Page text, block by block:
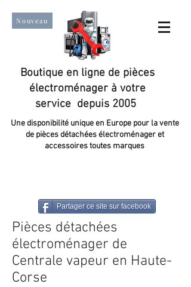
Nouveau
Boutique en ligne de pièces
électroménager à votre
service depuis 2005
Une disponibilité unique en Europe pour la vente
de pièces détachées électroménager et
accessoires toutes marques
Partager ce site sur facebook
Pièces détachées
électroménager de
Centrale vapeur en Haute-
Corse